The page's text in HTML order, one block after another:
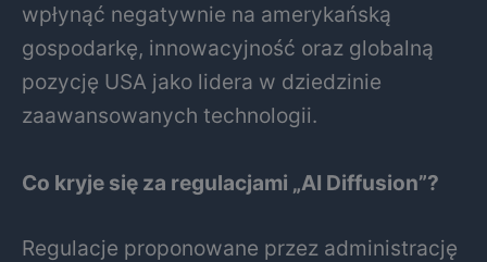
wpłynąć negatywnie na amerykańską
gospodarkę, innowacyjność oraz globalną
pozycję USA jako lidera w dziedzinie
zaawansowanych technologii.
Co kryje się za regulacjami „AI Diffusion”?
Regulacje proponowane przez administrację